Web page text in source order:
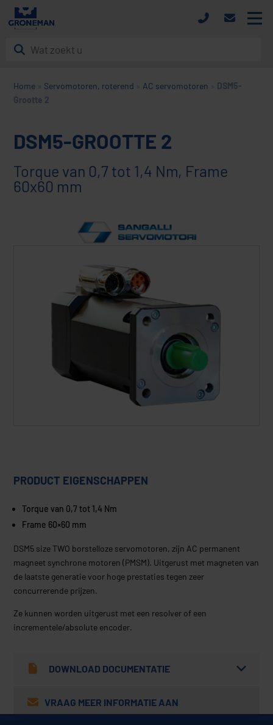
HOME
MERKEN
DOWNLOADS
NIEUWS
Home » Servomotoren, roterend » AC servomotoren » DSM5-
Grootte 2
DSM5-GROOTTE 2
Torque van 0,7 tot 1,4 Nm, Frame
60x60 mm
PRODUCT EIGENSCHAPPEN
Torque van 0,7 tot 1,4 Nm
Frame 60×60 mm
DSM5 size TWO borstelloze servomotoren, zijn AC permanent
magneet synchrone motoren (PMSM). Uitgerust met magneten van
de laatste generatie voor hoge prestaties tegen zeer
concurrerende prijzen.
Ze kunnen worden uitgerust met een resolver of een
incrementele/absolute encoder.
DOWNLOAD DOCUMENTATIE
VRAAG MEER INFORMATIE AAN